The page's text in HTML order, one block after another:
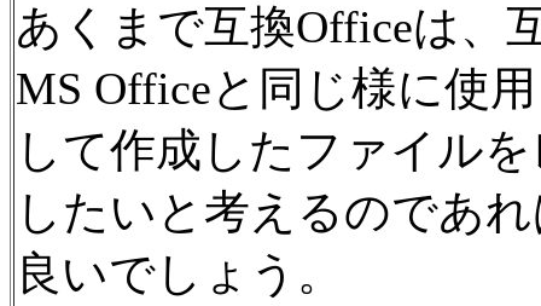
あくまで互換Officeは、
MS Officeと同じ様に使
して作成したファイル
したいと考えるのであ
良いでしょう。